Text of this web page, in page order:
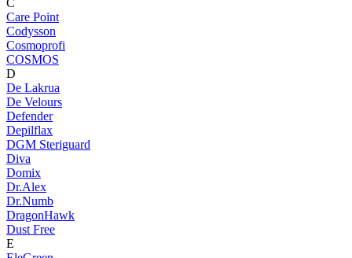
C
Care Point
Codysson
Cosmoprofi
COSMOS
D
De Lakrua
De Velours
Defender
Depilflax
DGM Steriguard
Diva
Domix
Dr.Alex
Dr.Numb
DragonHawk
Dust Free
E